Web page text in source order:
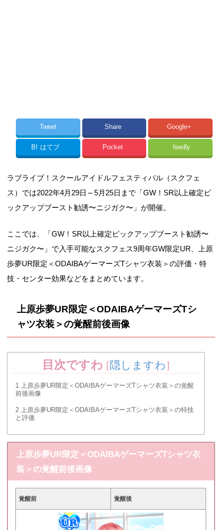
Tweet Share Google+
B! はてブ Pocket feedly
ラブライブ！スクールアイドルフェスティバル（スクフェ
ス）では2022年4月29日～5月25日まで「GW！SR以上確定ピ
ックアップブースト勧誘〜ニジガク〜」が開催。
ここでは、「GW！SR以上確定ピックアップブースト勧誘〜
ニジガク〜」で入手可能なスクフェス9周年GW限定UR、上原
歩夢UR限定＜ODAIBAゲーマーズTシャツ衣装＞の評価・特
技・センター効果などをまとめています。
上原歩夢UR限定＜ODAIBAゲーマーズTシ
ャツ衣装＞の覚醒前後画像
目次ですわ [隠しますわ]
1
上原歩夢UR限定＜ODAIBAゲーマーズTシャツ衣装＞の覚醒
前後画像
2 上原歩夢UR限定＜ODAIBAゲーマーズTシャツ衣装＞の特技
と評価
上原歩夢UR限定＜ODAIBAゲーマーズTシャツ衣
装＞の覚醒前後画像
覚醒前 覚醒後